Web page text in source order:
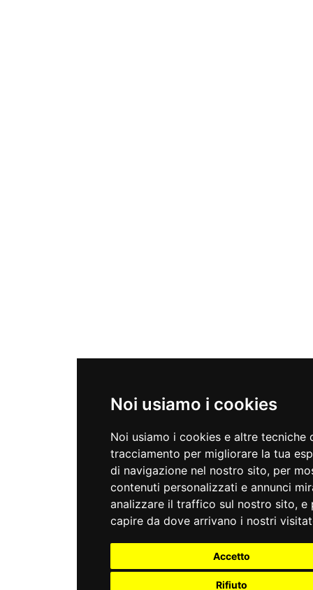
Noi usiamo i cookies
Noi usiamo i cookies e altre tecniche
tracciamento per migliorare la tua
di navigazione nel nostro sito, per
contenuti personalizzati e annunci
analizzare il traffico sul nostro sito, e
capire da dove arrivano i nostri
Accetto
Rifiuto